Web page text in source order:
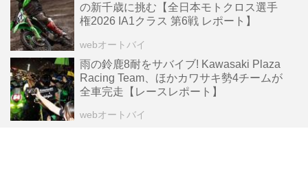
の新千歳に挑む【全日本モトクロス選手
権2026 IA1クラス 第6戦 レポート】
webオートバイ
雨の鈴鹿8耐をサバイブ! Kawasaki Plaza
Racing Team、ほかカワサキ勢4チームが
全車完走【レースレポート】
webオートバイ